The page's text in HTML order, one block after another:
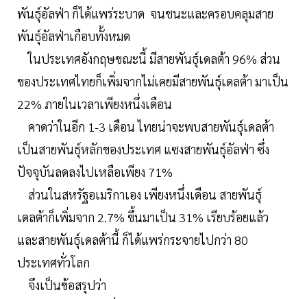
พันธุ์อัลฟ่า ก็ได้แพร่ระบาด จนชนะและครอบคลุมสาย
พันธุ์อัลฟ่าเกือบทั้งหมด
ในประเทศอังกฤษขณะนี้ มีสายพันธุ์เดลต้า 96% ส่วน
ของประเทศไทยก็เพิ่มจากไม่เคยมีสายพันธุ์เดลต้า มาเป็น
22% ภายในเวลาเพียงหนึ่งเดือน
คาดว่าในอีก 1-3 เดือน ไทยน่าจะพบสายพันธุ์เดลต้า
เป็นสายพันธุ์หลักของประเทศ แซงสายพันธุ์อัลฟ่า ซึ่ง
ปัจจุบันลดลงไปเหลือเพียง 71%
ส่วนในสหรัฐอเมริกาเอง เพียงหนึ่งเดือน สายพันธุ์
เดลต้าก็เพิ่มจาก 2.7% ขึ้นมาเป็น 31% เรียบร้อยแล้ว
และสายพันธุ์เดลต้านี้ ก็ได้แพร่กระจายไปกว่า 80
ประเทศทั่วโลก
จึงเป็นข้อสรุปว่า